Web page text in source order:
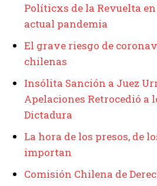
Políticxs de la Revuelta
actual pandemia
El grave riesgo de
chilenas
Insólita Sanción a Juez
Apelaciones Retrocedió a
Dictadura
La hora de los presos, de
importan
Comisión Chilena de